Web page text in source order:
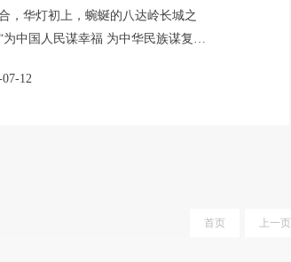
，华灯初上，蜿蜒的八达岭长城之
为中国人民谋幸福 为中华民族谋复
城上演大型主题灯光秀，庆祝中国共
07-12
首页 上一页